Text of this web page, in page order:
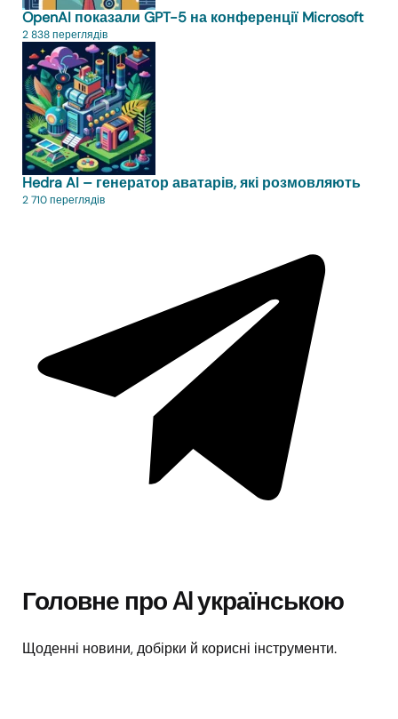
OpenAI показали GPT-5 на конференції Microsoft
2 838 переглядів
Hedra AI – генератор аватарів, які розмовляють
2 710 переглядів
Головне про AI українською
Щоденні новини, добірки й корисні інструменти.